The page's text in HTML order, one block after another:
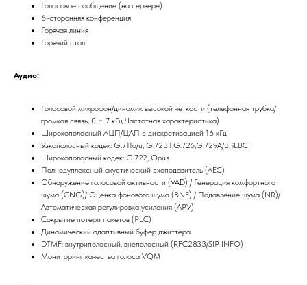
Голосовое сообщение (на сервере)
6-сторонняя конференция
Горячая линия
Горячий стол
Аудио:
Голосовой микрофон/динамик высокой четкости (телефонная трубка/
громкая связь, 0 ~ 7 кГц Частотная характеристика)
Широкополосный АЦП/ЦАП с дискретизацией 16 кГц
Узкополосный кодек: G.711a/u, G.723.1,G.726,G.729A/B, iLBC
Широкополосный кодек: G.722, Opus
Полнодуплексный акустический эхоподавитель (AEC)
Обнаружение голосовой активности (VAD) / Генерация комфортного
шума (CNG)/ Оценка фонового шума (BNE) / Подавление шума (NR)/
Автоматическая регулировка усиления (АРУ)
Сокрытие потери пакетов (PLC)
Динамический адаптивный буфер джиттера
DTMF: внутриполосный, внеполосный (RFC2833/SIP INFO)
Мониторинг качества голоса VQM